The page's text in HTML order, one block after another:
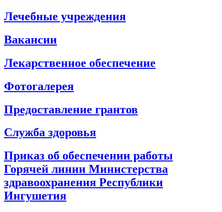
Лечебные учреждения
Вакансии
Лекарственное обеспечение
Фотогалерея
Предоставление грантов
Служба здоровья
Приказ об обеспечении работы
Горячей линии Министерства
здравоохранения Республики
Ингушетия